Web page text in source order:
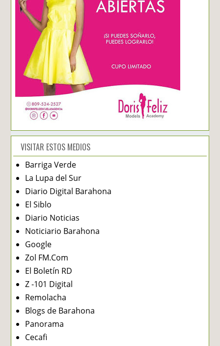
VISITAR ESTOS MEDIOS
Barriga Verde
La Lupa del Sur
Diario Digital Barahona
El Siblo
Diario Noticias
Noticiario Barahona
Google
Zol FM.Com
El Boletín RD
Z -101 Digital
Remolacha
Blogs de Barahona
Panorama
Cecafi